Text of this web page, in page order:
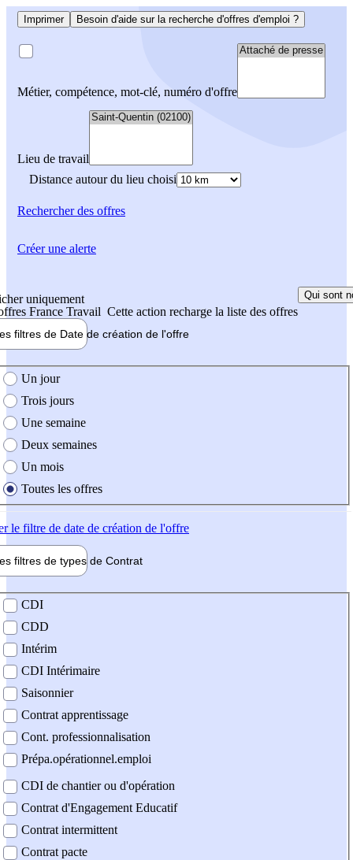
Imprimer Besoin d'aide sur la recherche d'offres d'emploi ?
Métier, compétence, mot-clé, numéro d'offre
Lieu de travail
Distance autour du lieu choisi
Rechercherdes offres
uniquement
France Travail Cette action recharge la liste des offres
Qui sont
filtres de Date de création de l'offre
création de l'offre
Un jour
Trois jours
Une semaine
Deux semaines
Un mois
Toutes les offres
le filtre de date de création de l'offre
filtres de types de Contrat
contrat
CDI
CDD
Intérim
CDI Intérimaire
Saisonnier
Contrat apprentissage
Cont. professionnalisation
Prépa.opérationnel.emploi
CDI de chantier ou d'opération
Contrat d'Engagement Educatif
Contrat intermittent
Contrat pacte
Créer une alerte